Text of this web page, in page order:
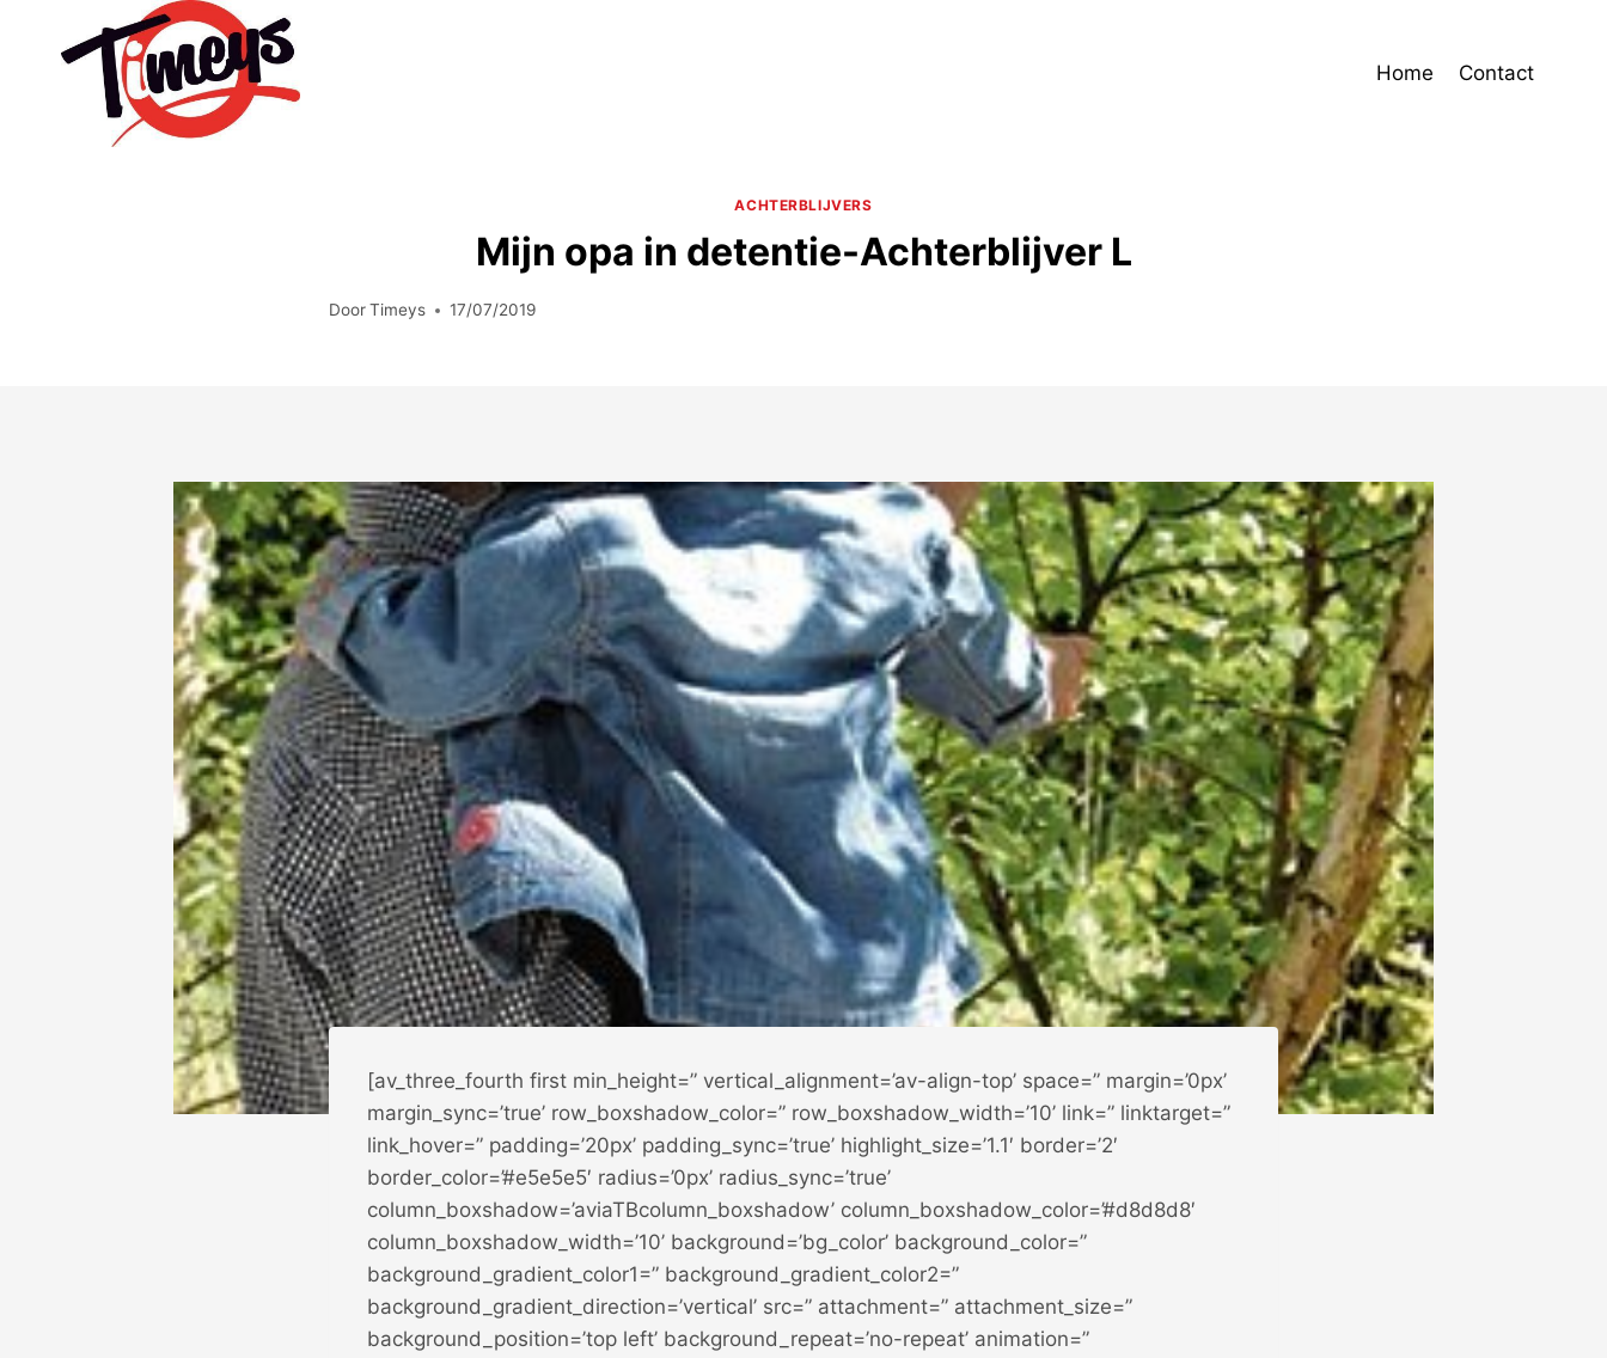
Home Contact
ACHTERBLIJVERS
Mijn opa in detentie-Achterblijver L
DoorTimeys 17/07/2019
[av_three_fourth first min_height=” vertical_alignment=’av-align-top’ space=” margin=’0px’
margin_sync=’true’ row_boxshadow_color=” row_boxshadow_width=’10’ link=” linktarget=”
link_hover=” padding=’20px’ padding_sync=’true’ highlight_size=’1.1′ border=’2′
border_color=’#e5e5e5′ radius=’0px’ radius_sync=’true’
column_boxshadow=’aviaTBcolumn_boxshadow’ column_boxshadow_color=’#d8d8d8′
column_boxshadow_width=’10’ background=’bg_color’ background_color=”
background_gradient_color1=” background_gradient_color2=”
background_gradient_direction=’vertical’ src=” attachment=” attachment_size=”
background_position=’top left’ background_repeat=’no-repeat’ animation=”